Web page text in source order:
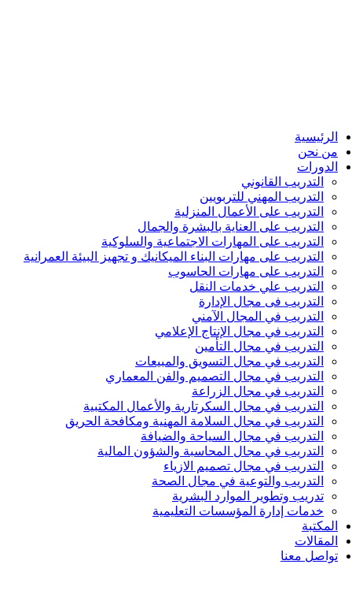
الرئيسية
من نحن
الدورات
التدريب القانوني
التدريب المهني للتربويين
التدريب على الأعمال المنزلية
التدريب على العناية بالبشرة والجمال
التدريب على المهارات الاجتماعية والسلوكية
التدريب على مهارات البناء الميكانيك و تجهيز البيئة العمرانية
التدريب على مهارات الحاسوب
التدريب علي خدمات النقل
التدريب فى مجال الإدارة
التدريب في المجال الآمني
التدريب في مجال الإنتاج الإعلامي
التدريب في مجال التأمين
التدريب في مجال التسويق والمبيعات
التدريب في مجال التصميم والفن المعماري
التدريب في مجال الزراعة
التدريب في مجال السكرتارية والأعمال المكتبية
التدريب في مجال السلامة المهنية ومكافحة الحريق
التدريب في مجال السياحة والضيافة
التدريب في مجال المحاسبة والشؤون المالية
التدريب في مجال تصميم الازياء
التدريب والتوعية في مجال الصحة
تدريب وتطوير الموارد البشرية
خدمات إدارة المؤسسات التعليمية
المكتبة
المقالات
تواصل معنا